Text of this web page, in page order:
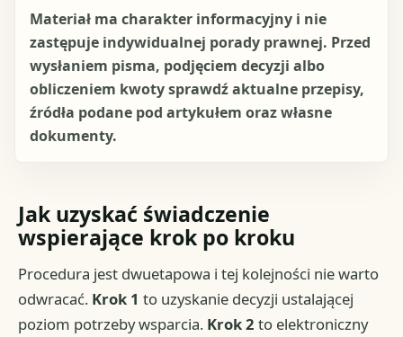
Materiał ma charakter informacyjny i nie
zastępuje indywidualnej porady prawnej. Przed
wysłaniem pisma, podjęciem decyzji albo
obliczeniem kwoty sprawdź aktualne przepisy,
źródła podane pod artykułem oraz własne
dokumenty.
Jak uzyskać świadczenie
wspierające krok po kroku
Procedura jest dwuetapowa i tej kolejności nie warto
odwracać. Krok 1 to uzyskanie decyzji ustalającej
poziom potrzeby wsparcia. Krok 2 to elektroniczny